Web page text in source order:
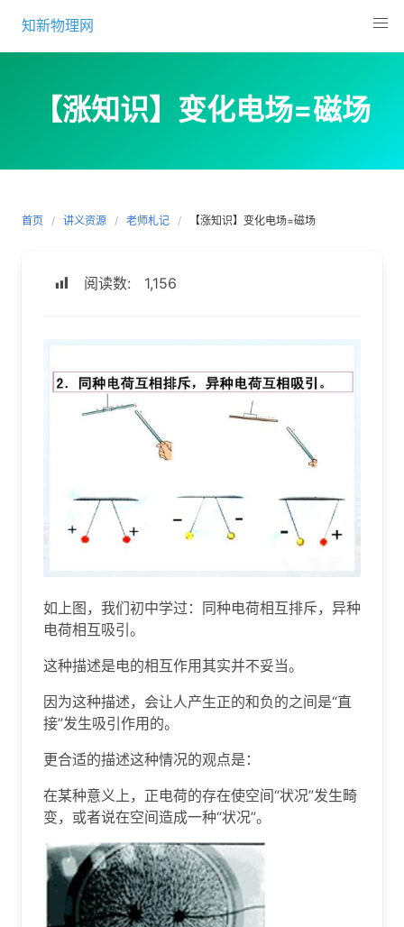
content
知新物理网
【涨知识】变化电场=磁场
首页 讲义资源 老师札记 【涨知识】变化电场=磁场
阅读数: 1,156
如上图，我们初中学过：同种电荷相互排斥，异种
电荷相互吸引。
这种描述是电的相互作用其实并不妥当。
因为这种描述，会让人产生正的和负的之间是“直
接”发生吸引作用的。
更合适的描述这种情况的观点是：
在某种意义上，正电荷的存在使空间“状况”发生畸
变，或者说在空间造成一种“状况”。